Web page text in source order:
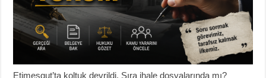
Etimesgut’ta koltuk devrildi, Sıra ihale dosyalarında mı?